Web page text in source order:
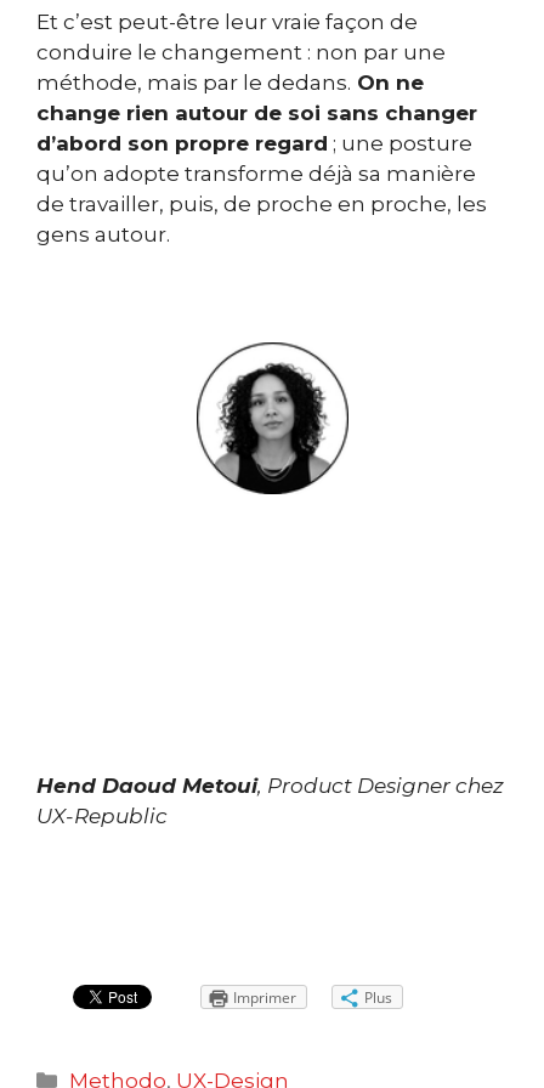
Et c’est peut-être leur vraie façon de
conduire le changement : non par une
méthode, mais par le dedans. On ne
change rien autour de soi sans changer
d’abord son propre regard ; une posture
qu’on adopte transforme déjà sa manière
de travailler, puis, de proche en proche, les
gens autour.
Hend Daoud Metoui, Product Designer chez
UX-Republic
Imprimer Plus
Catégories
Methodo, UX-Design